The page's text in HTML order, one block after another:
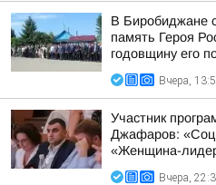
В Биробиджане
память Героя
годовщину его
Вчера,
Участник
Джафаров:
«Женщина-
Вчера,